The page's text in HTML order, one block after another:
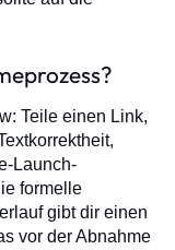
Teile einen Link,
Launch-
formelle
gibt dir einen
vor der Abnahme